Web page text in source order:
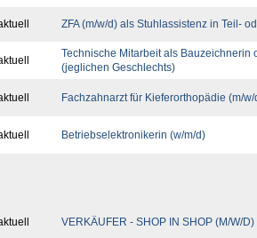
ZFA (m/w/d) als Stuhlassistenz in Teil-
Technische Mitarbeit als Bauzeichnerin
(jeglichen Geschlechts)
Fachzahnarzt für Kieferorthopädie (m/w/
Betriebselektronikerin (w/m/d)
VERKÄUFER - SHOP IN SHOP (M/W/D)